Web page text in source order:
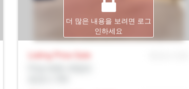
더 많은 내용을 보려면 로그
인하세요
Listing Price Sale